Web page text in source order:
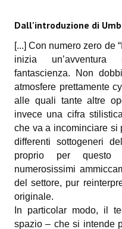
#KM0
E-BOOK & WEBCOMICS
E-book
IrregularVerso
Daryl Dark
Lovecraft & Holmes
Watson & Lovecraft
Sci-Fi
Dall'introduzione di
[...] Con numero zero de
inizia un’avventura
fantascienza. Non
atmosfere prettamente
alle quali tante altre
invece una cifra
che va a incominciare si
differenti sottogeneri
proprio per questo
numerosissimi
del settore, pur
originale.
In particolar modo, il
spazio – che si intende